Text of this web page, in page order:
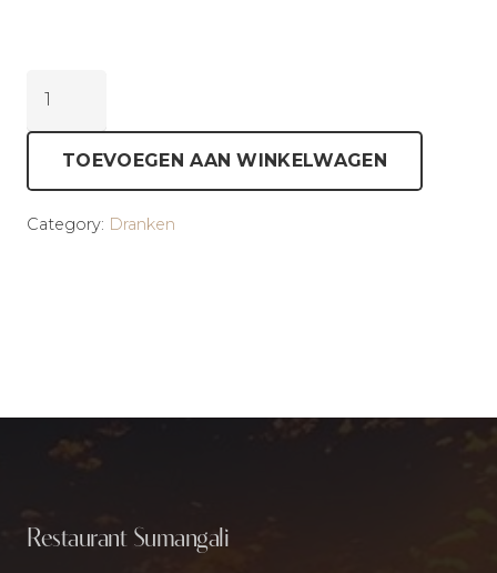
TOEVOEGEN AAN WINKELWAGEN
Category: Dranken
Restaurant Sumangali